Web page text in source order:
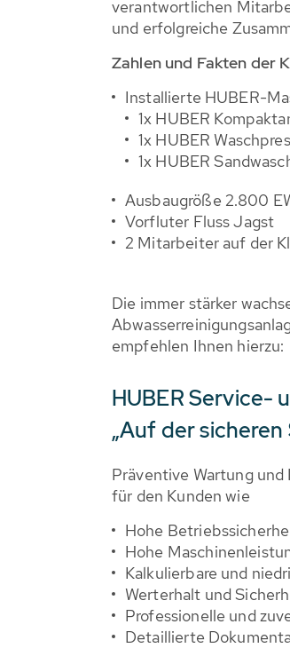
verantwortlichen
und erfolgreiche
Zahlen und Fakten der
Installierte HUBER-
1x HUBER
1x HUBER
1x HUBER
Ausbaugröße 2.800
Vorfluter Fluss Jagst
2 Mitarbeiter auf der
Die immer stärker
empfehlen Ihnen hierzu:
HUBER Service-
„Auf der
Präventive Wartung
für den Kunden wie
Hohe
Hohe
Kalkulierbare und
Werterhalt und
Professionelle und
Detaillierte